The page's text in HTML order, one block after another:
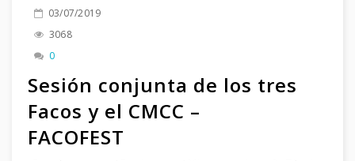
03/07/2019
3068
0
Sesión conjunta de los tres
Facos y el CMCC –
FACOFEST